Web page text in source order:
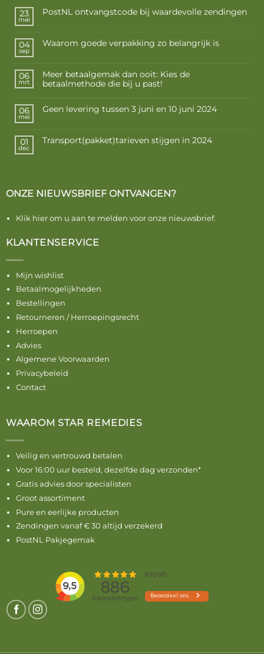
23
mei
PostNL ontvangstcode bij waardevolle zendingen
04
sep
Waarom goede verpakking zo belangrijk is
06
mrt
Meer betaalgemak dan ooit: Kies de
betaalmethode die bij u past!
06
mei
Geen levering tussen 3 juni en 10 juni 2024
01
dec
Transport(pakket)tarieven stijgen in 2024
ONZE NIEUWSBRIEF ONTVANGEN?
Klik hier om u aan te melden voor onze nieuwsbrief.
KLANTENSERVICE
Mijn wishlist
Betaalmogelijkheden
Bestellingen
Retourneren / Herroepingsrecht
Herroepen
Advies
Algemene Voorwaarden
Privacybeleid
Contact
WAAROM STAR REMEDIES
Veilig en vertrouwd betalen
Voor 16:00 uur besteld, dezelfde dag verzonden*
Gratis advies door specialisten
Groot assortiment
Pure en eerlijke producten
Zendingen vanaf € 30 altijd verzekerd
PostNL Pakjegemak